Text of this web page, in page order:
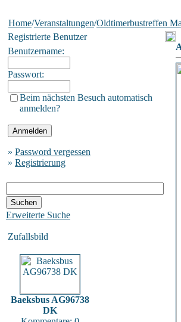
Home/Veranstaltungen/Oldtimerbustreffen
Registrierte Benutzer
Benutzername:
Passwort:
Beim nächsten Besuch automatisch
anmelden?
» Password vergessen
» Registrierung
Erweiterte Suche
Zufallsbild
Baeksbus AG96738
DK